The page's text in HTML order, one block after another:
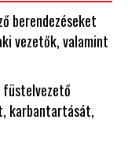
berendezéseket
vezetők, valamint
füstelvezető
karbantartását,